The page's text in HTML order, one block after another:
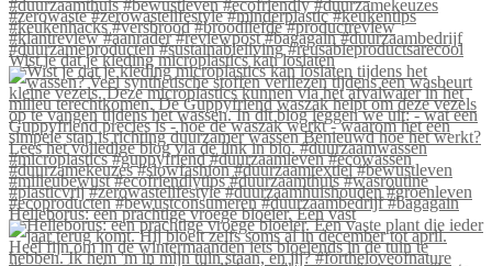
Wist je dat je kleding microplastics kan loslaten
Helleborus: een prachtige vroege bloeier. Een vast